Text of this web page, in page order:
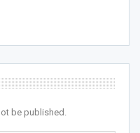
be published.